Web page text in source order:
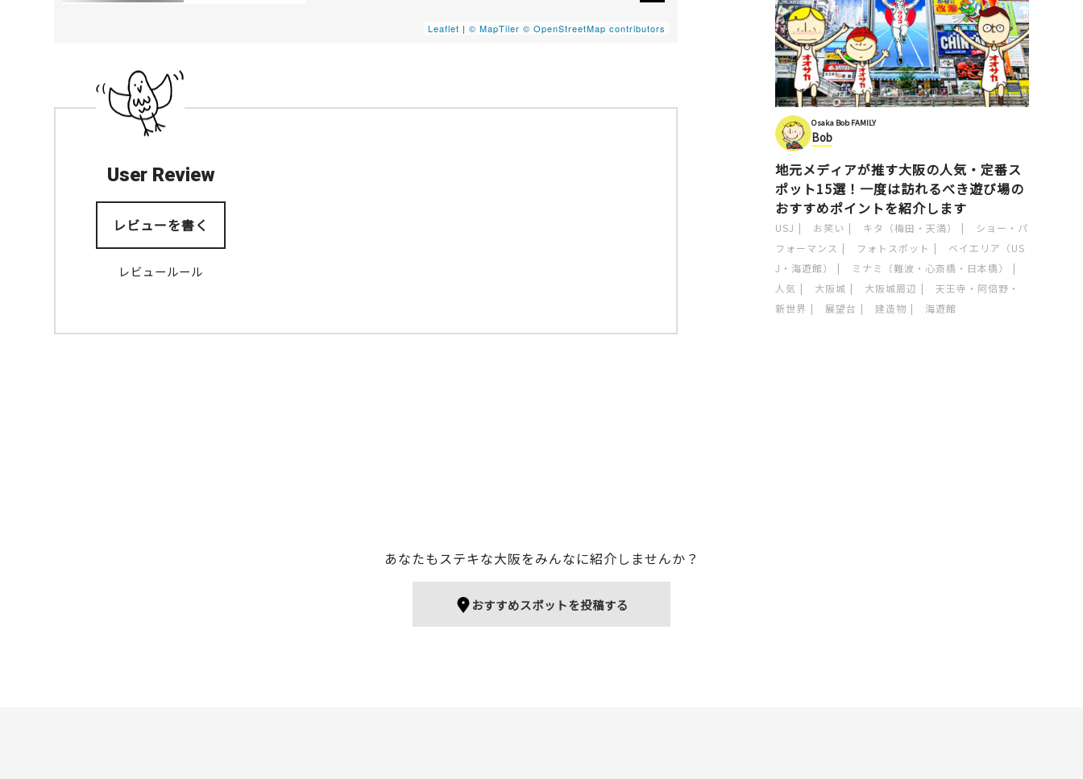
Leaflet |© MapTiler © OpenStreetMap contributors
User Review
レビューを書く
レビュールール
Osaka Bob FAMILY
Bob
地元メディアが推す大阪の人気・定番ス
ポット15選！一度は訪れるべき遊び場の
おすすめポイントを紹介します
USJ お笑い キタ（梅田・天満）
ショー・パ
フォーマンス
フォトスポット
ベイエリア（US
J・海遊館）
ミナミ（難波・心斎橋・日本橋）
人気
大阪城 大阪城周辺
天王寺・阿倍野・
新世界
展望台 建造物 海遊館
あなたもステキな大阪をみんなに紹介しませんか？
おすすめスポットを投稿する